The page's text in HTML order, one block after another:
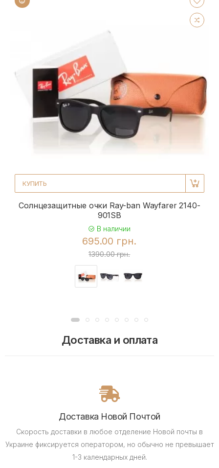
КУПИТЬ
Солнцезащитные очки Ray-ban Wayfarer 2140-
901SB
В наличии
695.00 грн.
1390.00 грн.
Доставка и оплата
Доставка Новой Почтой
Скорость доставки в любое отделение Новой почты в
Украине фиксируется оператором, но обычно не превышает
1-3 календарных дней.